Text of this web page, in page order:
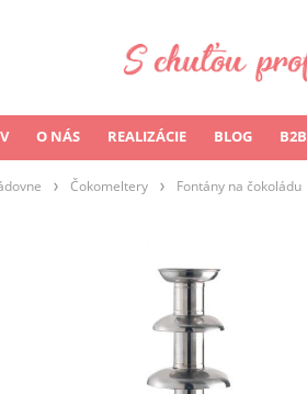
O NÁS REALIZÁCIE BLOG B2B
Čokomeltery Fontány na čokoládu